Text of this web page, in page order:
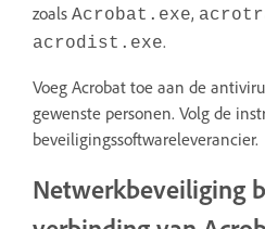
zoals Acrobat.exe,
acrodist.exe.
Voeg Acrobat toe aan de
gewenste personen. Volg de
beveiligingssoftwareleverancier.
Netwerkbeveiliging